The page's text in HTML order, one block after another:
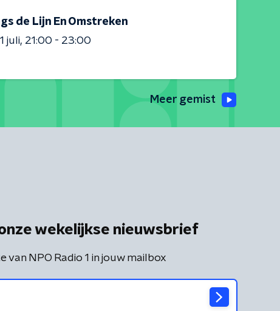
de Lijn En Omstreken
juli 21:00 - 23:00
Meer gemist
wekelijkse nieuwsbrief
van NPO Radio 1 in jouw mailbox